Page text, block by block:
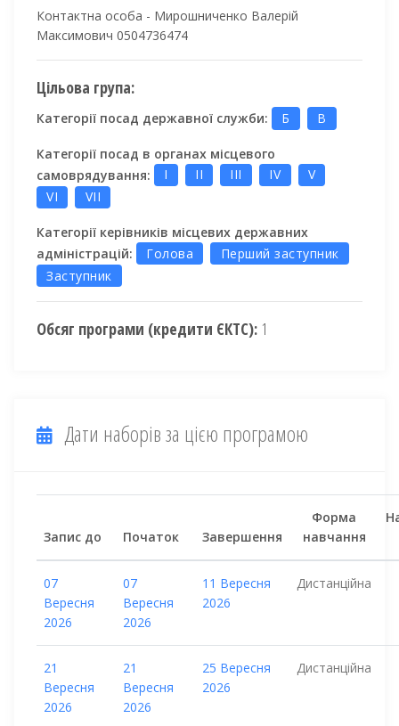
Контактна особа - Мирошниченко Валерій
Максимович 0504736474
Цільова група:
Категорії посад державної служби: Б В
Категорії посад в органах місцевого
самоврядування:
I II III IV
V
VI
VII
Категорії керівників місцевих державних
адміністрацій:
Голова
Перший заступник
Заступник
Обсяг програми (кредити ЄКТС): 1
Дати наборів за цією програмою
Запис до Початок Завершення
Форма
навчання
07
Вересня
2026
07
Вересня
2026
11 Вересня
2026
Дистанційна
21
Вересня
2026
21
Вересня
2026
25 Вересня
2026
Дистанційна